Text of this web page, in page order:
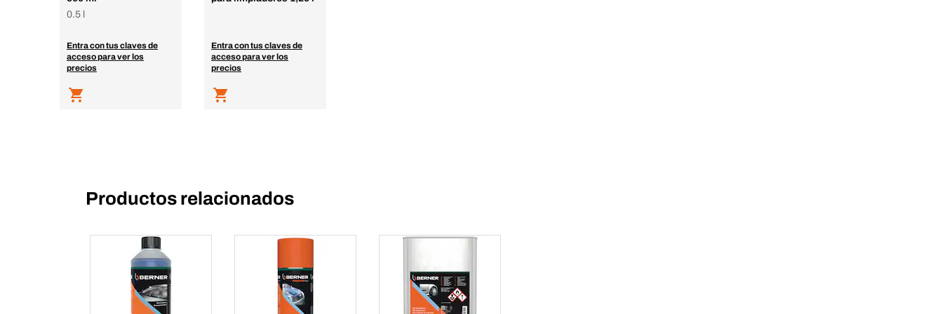
0.5 l
Entra con tus claves de
acceso para ver los
precios
Entra con tus claves de
acceso para ver los
precios
Productos relacionados